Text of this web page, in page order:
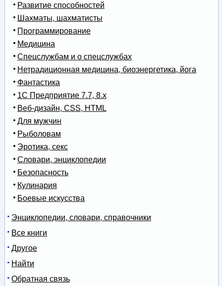
Развитие способностей
Шахматы, шахматисты
Программирование
Медицина
Спецслужбам и о спецслужбах
Нетрадиционная медицина, биоэнергетика, йога
Фантастика
1С Предприятие 7.7, 8.x
Веб-дизайн, CSS, HTML
Для мужчин
Рыболовам
Эротика, секс
Словари, энциклопедии
Безопасность
Кулинария
Боевые искусства
Энциклопедии, словари, справочники
Все книги
Другое
Найти
Обратная связь